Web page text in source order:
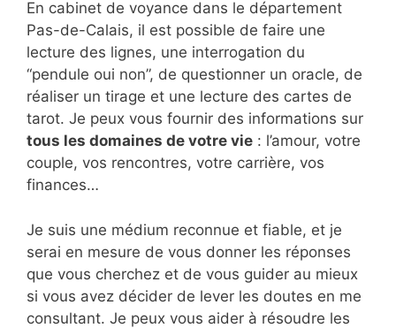
En cabinet de voyance dans le département
Pas-de-Calais, il est possible de faire une
lecture des lignes, une interrogation du
“pendule oui non”, de questionner un oracle, de
réaliser un tirage et une lecture des cartes de
tarot. Je peux vous fournir des informations sur
tous les domaines de votre vie : l’amour, votre
couple, vos rencontres, votre carrière, vos
finances…
Je suis une médium reconnue et fiable, et je
serai en mesure de vous donner les réponses
que vous cherchez et de vous guider au mieux
si vous avez décider de lever les doutes en me
consultant. Je peux vous aider à résoudre les